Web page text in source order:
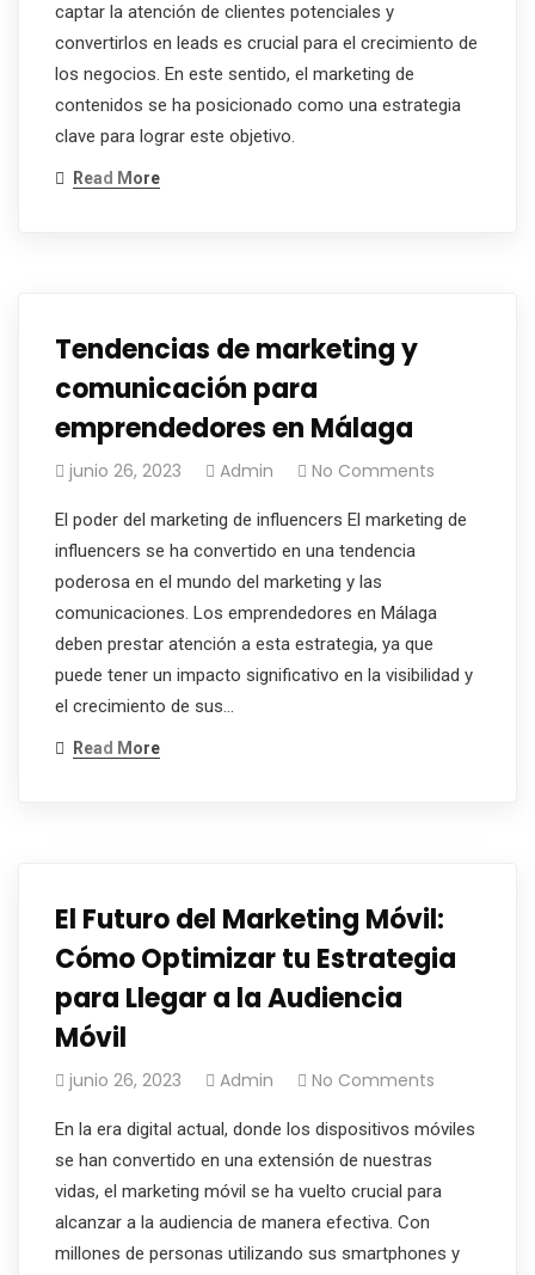
captar la atención de clientes potenciales y
convertirlos en leads es crucial para el crecimiento de
los negocios. En este sentido, el marketing de
contenidos se ha posicionado como una estrategia
clave para lograr este objetivo.
Read More
Tendencias de marketing y
comunicación para
emprendedores en Málaga
junio 26, 2023 Admin No Comments
El poder del marketing de influencers El marketing de
influencers se ha convertido en una tendencia
poderosa en el mundo del marketing y las
comunicaciones. Los emprendedores en Málaga
deben prestar atención a esta estrategia, ya que
puede tener un impacto significativo en la visibilidad y
el crecimiento de sus…
Read More
El Futuro del Marketing Móvil:
Cómo Optimizar tu Estrategia
para Llegar a la Audiencia
Móvil
junio 26, 2023 Admin No Comments
En la era digital actual, donde los dispositivos móviles
se han convertido en una extensión de nuestras
vidas, el marketing móvil se ha vuelto crucial para
alcanzar a la audiencia de manera efectiva. Con
millones de personas utilizando sus smartphones y